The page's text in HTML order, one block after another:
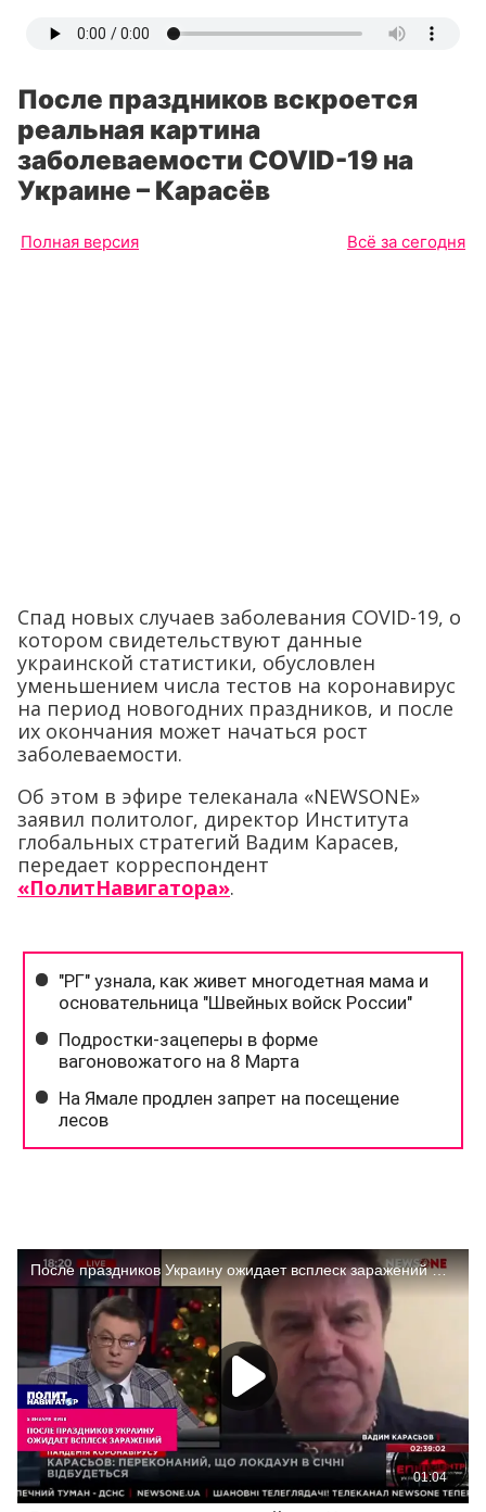
После праздников вскроется
реальная картина
заболеваемости COVID-19 на
Украине – Карасёв
Полная версия Всё за сегодня
Спад новых случаев заболевания COVID-19, о
котором свидетельствуют данные
украинской статистики, обусловлен
уменьшением числа тестов на коронавирус
на период новогодних праздников, и после
их окончания может начаться рост
заболеваемости.
Об этом в эфире телеканала «NEWSONE»
заявил политолог, директор Института
глобальных стратегий Вадим Карасев,
передает корреспондент
«ПолитНавигатора».